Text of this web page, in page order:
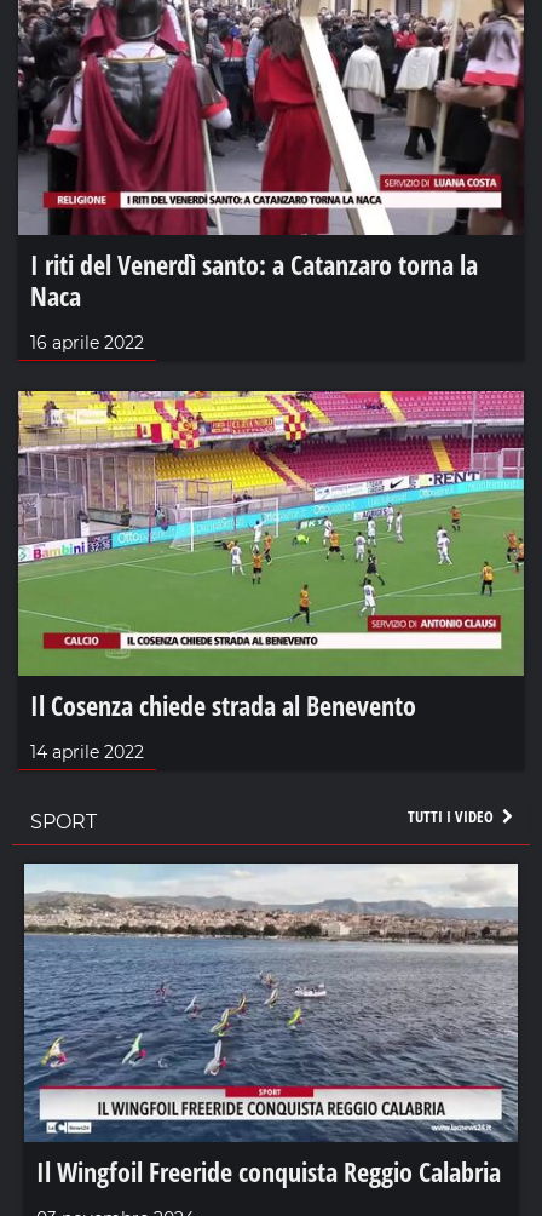
I riti del Venerdì santo: a Catanzaro torna la
Naca
16 aprile 2022
Il Cosenza chiede strada al Benevento
14 aprile 2022
TUTTI I VIDEO
SPORT
Il Wingfoil Freeride conquista Reggio Calabria